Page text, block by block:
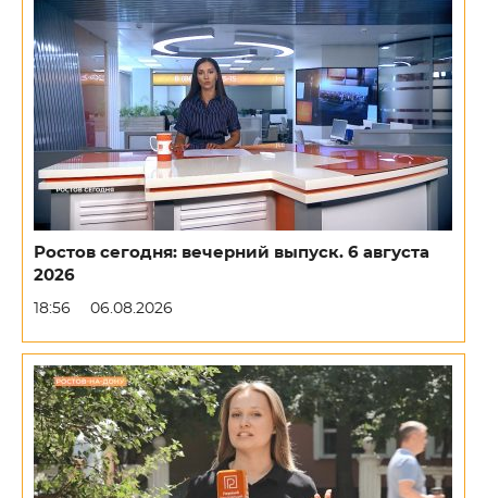
Ростов сегодня: вечерний выпуск. 6 августа
2026
18:56 06.08.2026